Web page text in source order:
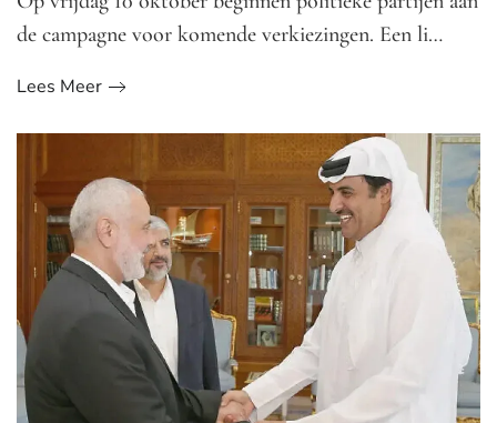
de campagne voor komende verkiezingen. Een li…
Lees Meer